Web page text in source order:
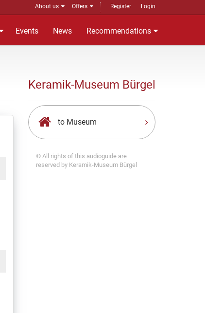
About us Offers Register Login
Events News Recommendations
Keramik-Museum Bürgel
to Museum
© All rights of this audioguide are
reserved by Keramik-Museum Bürgel